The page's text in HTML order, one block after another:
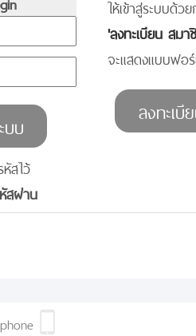
สไว้
สผ่าน
ให้เข้าสู่ระบบด้
'ลงทะเบียน สม
จะแสดงแบบฟอ